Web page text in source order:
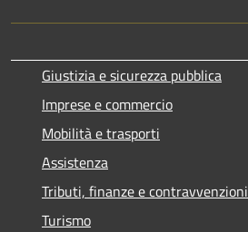
Giustizia e sicurezza pubblica
Imprese e commercio
Mobilità e trasporti
Assistenza
Tributi, finanze e contravvenzioni
Turismo